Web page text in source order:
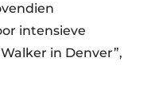
intensieve
in Denver”,